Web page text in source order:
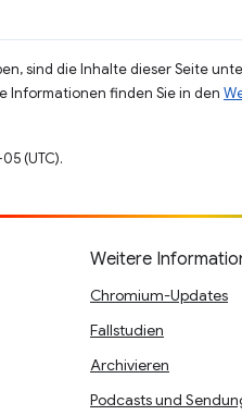
sind die Inhalte dieser Seite
Informationen finden Sie in den
(UTC).
Weitere
Chromium-Updates
Fallstudien
Archivieren
Podcasts und